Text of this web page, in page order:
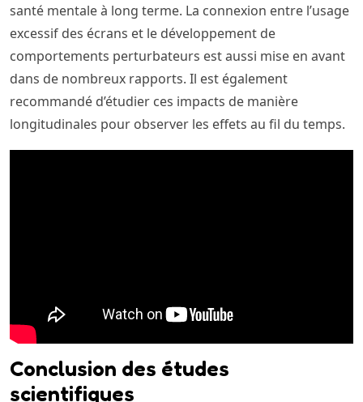
santé mentale à long terme. La connexion entre l’usage
excessif des écrans et le développement de
comportements perturbateurs est aussi mise en avant
dans de nombreux rapports. Il est également
recommandé d’étudier ces impacts de manière
longitudinales pour observer les effets au fil du temps.
Conclusion des études
scientifiques